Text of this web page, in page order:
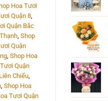
Hoa Tươi
Quận 8,
Quận Bắc
, Shop
Quận
, Shop Hoa
Quận
Chiểu,
, Shop Hoa
Tươi Quận